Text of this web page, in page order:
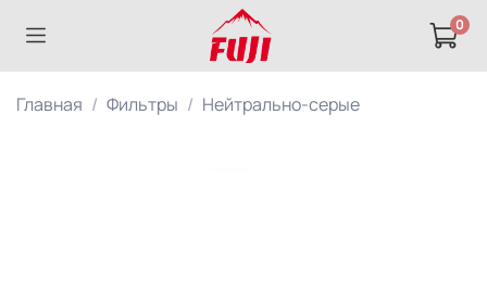
0
Главная Фильтры Нейтрально-серые